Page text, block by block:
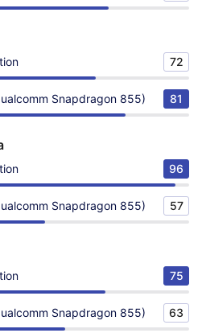
72
Snapdragon 855) 81
96
Snapdragon 855) 57
75
Snapdragon 855) 63